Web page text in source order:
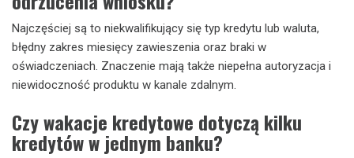
Najczęściej są to niekwalifikujący się typ kredytu lub waluta,
błędny zakres miesięcy zawieszenia oraz braki w
oświadczeniach. Znaczenie mają także niepełna autoryzacja i
niewidoczność produktu w kanale zdalnym.
Czy wakacje kredytowe dotyczą kilku
kredytów w jednym banku?